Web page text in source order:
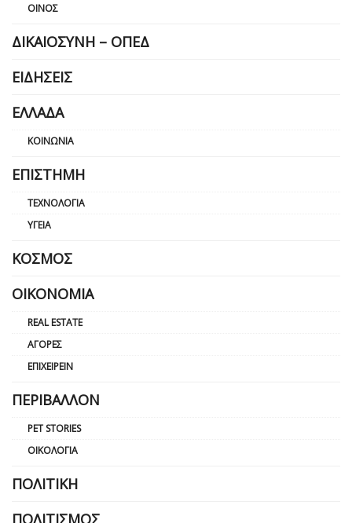
ΟΊΝΟΣ
ΔΙΚΑΙΟΣΎΝΗ – ΟΠΕΔ
ΕΙΔΉΣΕΙΣ
ΕΛΛΆΔΑ
ΚΟΙΝΩΝΊΑ
ΕΠΙΣΤΉΜΗ
ΤΕΧΝΟΛΟΓΊΑ
ΥΓΕΊΑ
ΚΌΣΜΟΣ
ΟΙΚΟΝΟΜΊΑ
REAL ESTATE
ΑΓΟΡΈΣ
ΕΠΙΧΕΙΡΕΊΝ
ΠΕΡΙΒΆΛΛΟΝ
PET STORIES
ΟΙΚΟΛΟΓΊΑ
ΠΟΛΙΤΙΚΉ
ΠΟΛΙΤΙΣΜΌΣ